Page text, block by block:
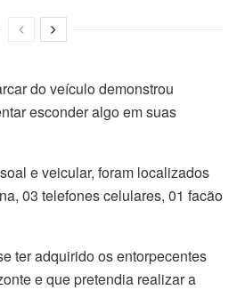
do veículo demonstrou
esconder algo em suas
e veicular, foram localizados
03 telefones celulares, 01 facão
ter adquirido os entorpecentes
e que pretendia realizar a